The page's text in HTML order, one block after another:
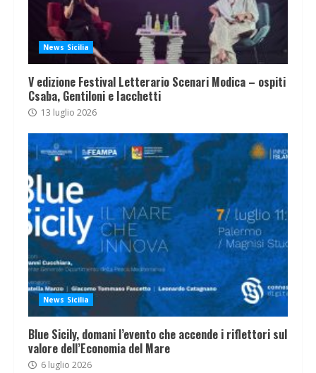
News Sicilia
V edizione Festival Letterario Scenari Modica – ospiti
Csaba, Gentiloni e Iacchetti
13 luglio 2026
News Sicilia
Blue Sicily, domani l’evento che accende i riflettori sul
valore dell’Economia del Mare
6 luglio 2026